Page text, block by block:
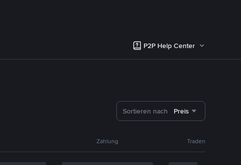
P2P Help Center
Sortieren nach Preis
Zahlung Traden